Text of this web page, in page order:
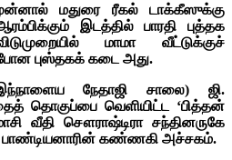
மதுரை ரீகல் டாக்கீஸுக்கு
இடத்தில் பாரதி புத்தக
மாமா வீட்டுக்குச்
புஸ்தகக் கடை அது.
நேதாஜி சாலை) ஜி.
தொகுப்பை வெளியிட்ட ‘பித்தன்
வீதி சௌராஷ்டிரா சந்தினருகே
பாண்டியனாரின் கண்ணகி அச்சகம்.